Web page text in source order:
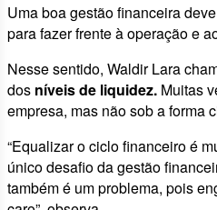
Uma boa gestão financeira
para fazer frente à operação e
Nesse sentido, Waldir Lara
dos níveis de liquidez. Muitas
empresa, mas não sob a forma
“Equalizar o ciclo financeiro é
único desafio da gestão
também é um problema, pois